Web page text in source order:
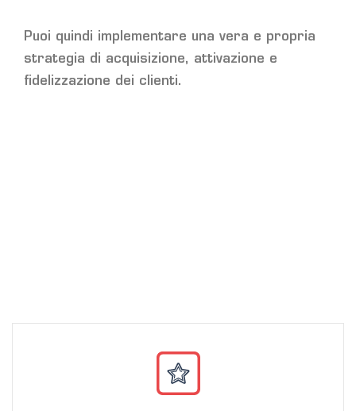
Puoi quindi implementare una vera e propria
strategia di acquisizione, attivazione e
fidelizzazione dei clienti.